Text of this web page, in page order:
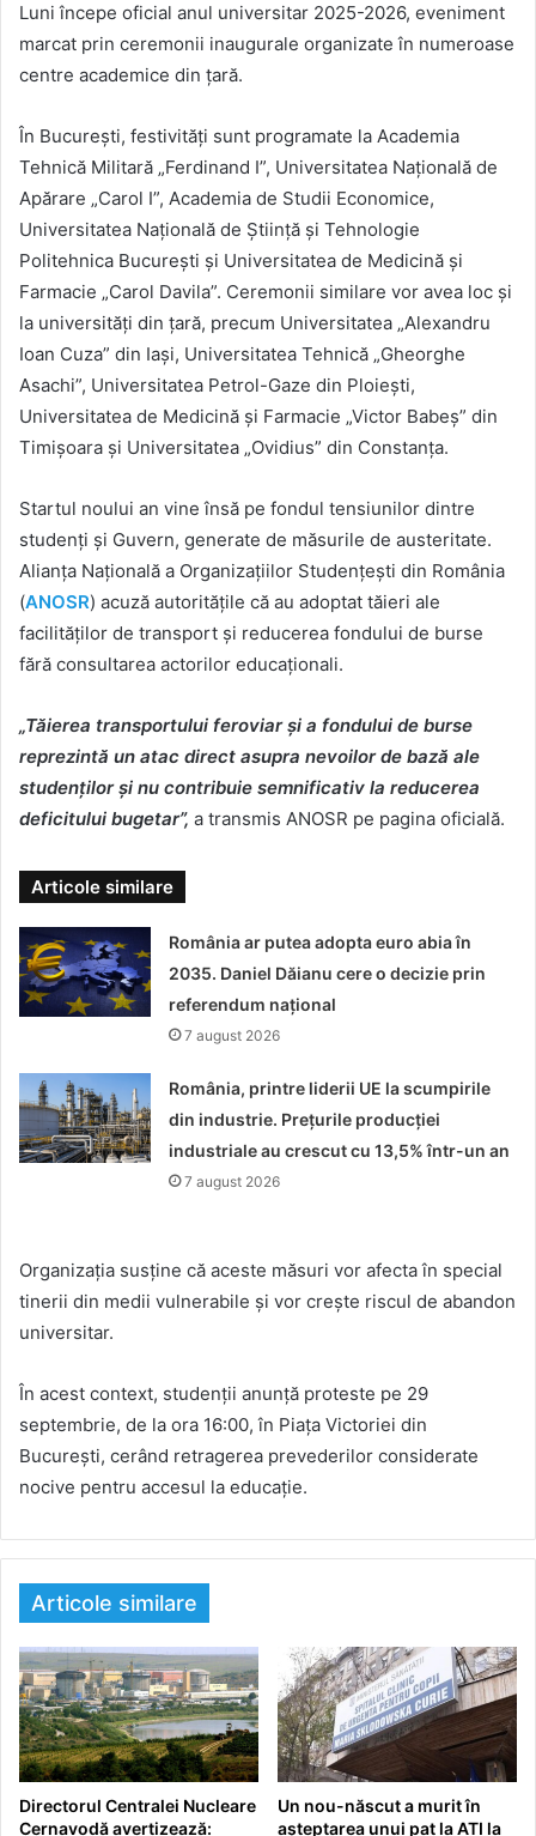
Luni începe oficial anul universitar 2025-2026, eveniment
marcat prin ceremonii inaugurale organizate în numeroase
centre academice din țară.
În București, festivități sunt programate la Academia
Tehnică Militară „Ferdinand I”, Universitatea Națională de
Apărare „Carol I”, Academia de Studii Economice,
Universitatea Națională de Știință și Tehnologie
Politehnica București și Universitatea de Medicină și
Farmacie „Carol Davila”. Ceremonii similare vor avea loc și
la universități din țară, precum Universitatea „Alexandru
Ioan Cuza” din Iași, Universitatea Tehnică „Gheorghe
Asachi”, Universitatea Petrol-Gaze din Ploiești,
Universitatea de Medicină și Farmacie „Victor Babeș” din
Timișoara și Universitatea „Ovidius” din Constanța.
Startul noului an vine însă pe fondul tensiunilor dintre
studenți și Guvern, generate de măsurile de austeritate.
Alianța Națională a Organizațiilor Studențești din România
(ANOSR) acuză autoritățile că au adoptat tăieri ale
facilităților de transport și reducerea fondului de burse
fără consultarea actorilor educaționali.
„Tăierea transportului feroviar și a fondului de burse
reprezintă un atac direct asupra nevoilor de bază ale
studenților și nu contribuie semnificativ la reducerea
deficitului bugetar”, a transmis ANOSR pe pagina oficială.
Articole similare
România ar putea adopta euro abia în
2035. Daniel Dăianu cere o decizie prin
referendum național
7 august 2026
România, printre liderii UE la scumpirile
din industrie. Prețurile producției
industriale au crescut cu 13,5% într-un an
7 august 2026
Organizația susține că aceste măsuri vor afecta în special
tinerii din medii vulnerabile și vor crește riscul de abandon
universitar.
În acest context, studenții anunță proteste pe 29
septembrie, de la ora 16:00, în Piața Victoriei din
București, cerând retragerea prevederilor considerate
nocive pentru accesul la educație.
Articole similare
Directorul Centralei Nucleare
Cernavodă avertizează:
Un nou-născut a murit în
așteptarea unui pat la ATI la